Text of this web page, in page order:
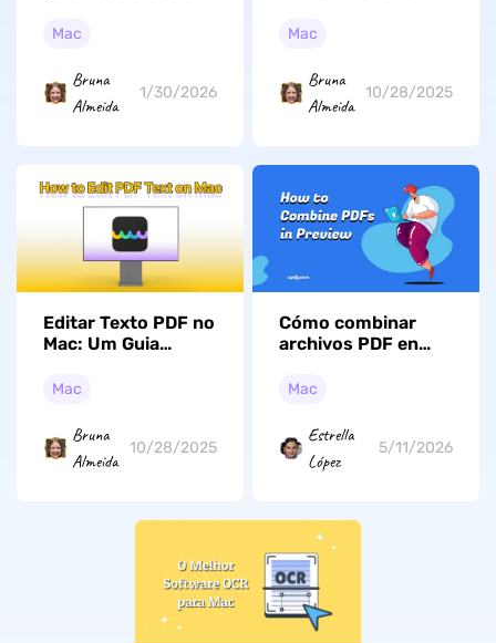
para navegação e
Mac
Bruna
Almeida
1/30/2026
(MacOS Tahoe
Mac
Bruna
Almeida
10/28/2025
Editar Texto PDF no
Mac: Um Guia
Tahoe Workable)
Mac
Bruna
Almeida
10/28/2025
Cómo combinar
archivos PDF en
rápida)
Mac
Estrella
López
5/11/2026